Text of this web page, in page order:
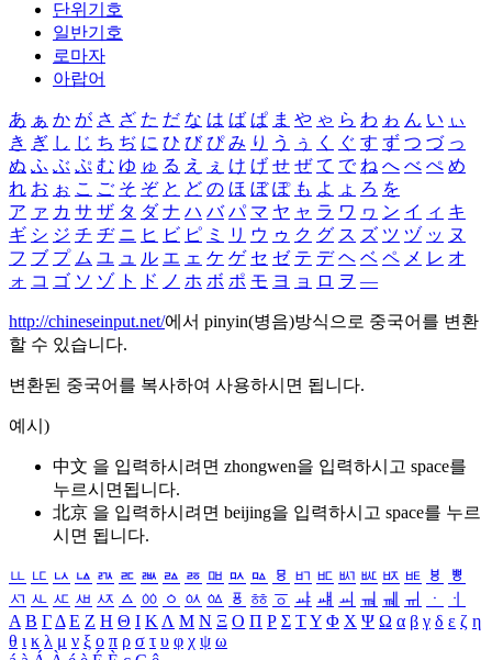
단위기호
일반기호
로마자
아랍어
あ ぁ か が さ ざ た だ な は ば ぱ ま や ゃ ら わ ゎ ん い ぃ
き ぎ し じ ち ぢ に ひ び ぴ み り う ぅ く ぐ す ず つ づ っ
ぬ ふ ぶ ぷ む ゆ ゅ る え ぇ け げ せ ぜ て で ね へ べ ぺ め
れ お ぉ こ ご そ ぞ と ど の ほ ぼ ぽ も よ ょ ろ を
ア ァ カ サ ザ タ ダ ナ ハ バ パ マ ヤ ャ ラ ワ ヮ ン イ ィ キ
ギ シ ジ チ ヂ ニ ヒ ビ ピ ミ リ ウ ゥ ク グ ス ズ ツ ヅ ッ ヌ
フ ブ プ ム ユ ュ ル エ ェ ケ ゲ セ ゼ テ デ ヘ ベ ペ メ レ オ
ォ コ ゴ ソ ゾ ト ド ノ ホ ボ ポ モ ヨ ョ ロ ヲ ―
http://chineseinput.net/에서 pinyin(병음)방식으로 중국어를 변환
할 수 있습니다.
변환된 중국어를 복사하여 사용하시면 됩니다.
예시)
中文 을 입력하시려면 zhongwen을 입력하시고 space를
누르시면됩니다.
北京 을 입력하시려면 beijing을 입력하시고 space를 누르
시면 됩니다.
ㅥ ㅦ ㅧ ㅨ ㅩ ㅪ ㅫ ㅬ ㅭ ㅮ ㅯ ㅰ ㅱ ㅲ ㅳ ㅴ ㅵ ㅶ ㅷ ㅸ
ㅹ
ㅺ ㅻ ㅼ ㅽ ㅾ ㅿ ㆀ ㆁ ㆂ ㆃ ㆄ ㆅ ㆆ ㆇ ㆈ ㆉ ㆊ ㆋ ㆌ ㆍ
ㆎ
Α Β ΓΔ Ε Ζ Η Θ Ι ΚΛ Μ Ν Ξ Ο Π Ρ Σ ΤΥ Φ Χ Ψ Ω α β γ δ ε ζ η
θ ι κ λ μ ν ξ ο π ρ σ τ υ φ χ ψ ω